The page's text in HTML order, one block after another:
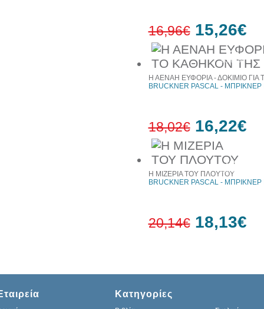
10%
έκπτωση
16,96€ 15,26€
10%
έκπτωση
Η ΑΕΝΑΗ ΕΥΦΟΡΙΑ - ΔΟΚΙΜΙΟ
BRUCKNER PASCAL -
18,02€ 16,22€
Η ΜΙΖΕΡΙΑ ΤΟΥ ΠΛΟΥΤΟΥ
BRUCKNER PASCAL -
20,14€ 18,13€
Κατηγορίες